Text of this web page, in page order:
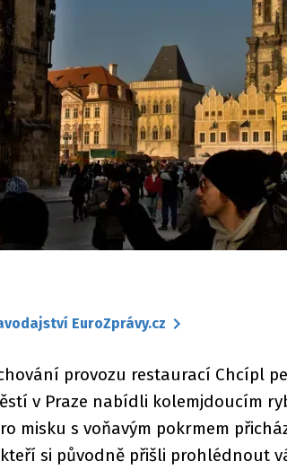
EuroZprávy.cz
provozu restaurací Chcípl
v Praze nabídli kolemjdoucím
misku s voňavým pokrmem
si původně přišli prohlédnout